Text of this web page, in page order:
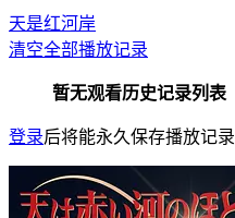
天是红河岸
清空全部播放记录
暂无观看历史记录列表
登录后将能永久保存播放记录